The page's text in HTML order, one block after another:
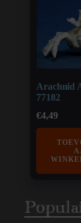
Arachnid
77182
€4,49